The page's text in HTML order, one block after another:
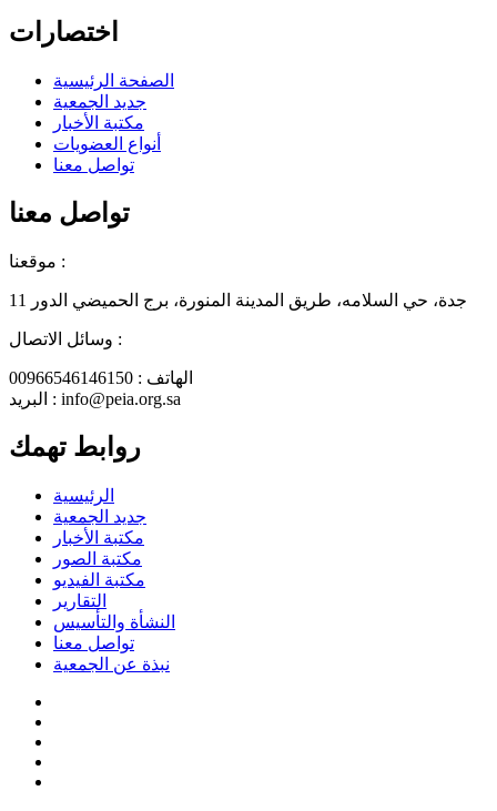
اختصارات
الصفحة الرئيسية
جديد الجمعية
مكتبة الأخبار
أنواع العضويات
تواصل معنا
تواصل معنا
موقعنا :
جدة، حي السلامه، طريق المدينة المنورة، برج الحميضي الدور 11
وسائل الاتصال :
الهاتف : 00966546146150
البريد : info@peia.org.sa
روابط تهمك
الرئيسية
جديد الجمعية
مكتبة الأخبار
مكتبة الصور
مكتبة الفيديو
التقارير
النشأة والتأسيس
تواصل معنا
نبذة عن الجمعية